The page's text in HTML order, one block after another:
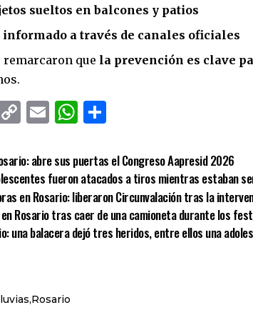
sueltos en balcones y patios
a través de canales oficiales
remarcaron que la prevención es clave
CopyEmailWhatsApp
abre sus puertas el Congreso Aapresid 2026
fueron atacados a tiros mientras estaban
en Rosario: liberaron Circunvalación tras la
Rosario tras caer de una camioneta durante los
una balacera dejó tres heridos, entre ellos una
Rosario